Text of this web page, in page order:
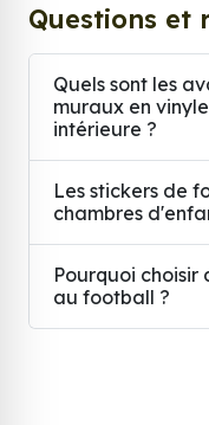
Questions et
Quels sont les
muraux en
intérieure ?
Les stickers de
chambres
Pourquoi choisir
au football ?